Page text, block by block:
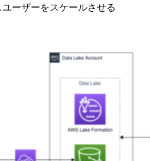
ーザーをスケールさせる